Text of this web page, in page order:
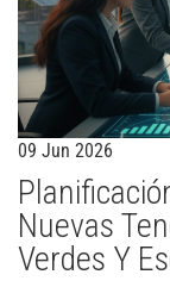
09 Jun 2026
Nuevas
Verdes Y